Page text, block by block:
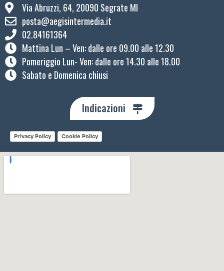
Via Abruzzi, 64, 20090 Segrate MI
posta@aegisintermedia.it
02.84161364
Mattina Lun – Ven: ​dalle ore 09.00 alle 12.30
Pomeriggio Lun- Ven: dalle ore 14.30 alle 18.00
Sabato e Domenica chiusi
Indicazioni
Privacy Policy Cookie Policy